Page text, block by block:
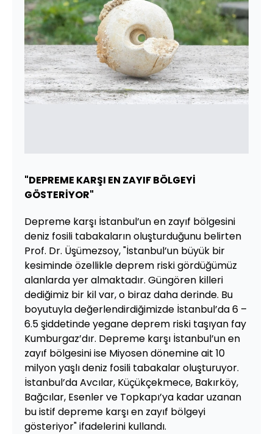
"DEPREME KARŞI EN ZAYIF BÖLGEYİ
GÖSTERİYOR"
Depreme karşı İstanbul’un en zayıf bölgesini
deniz fosili tabakaların oluşturduğunu belirten
Prof. Dr. Üşümezsoy, "İstanbul’un büyük bir
kesiminde özellikle deprem riski gördüğümüz
alanlarda yer almaktadır. Güngören killeri
dediğimiz bir kil var, o biraz daha derinde. Bu
boyutuyla değerlendirdiğimizde İstanbul’da 6 –
6.5 şiddetinde yegane deprem riski taşıyan fay
Kumburgaz’dır. Depreme karşı İstanbul’un en
zayıf bölgesini ise Miyosen dönemine ait 10
milyon yaşlı deniz fosili tabakalar oluşturuyor.
İstanbul’da Avcılar, Küçükçekmece, Bakırköy,
Bağcılar, Esenler ve Topkapı’ya kadar uzanan
bu istif depreme karşı en zayıf bölgeyi
gösteriyor" ifadelerini kullandı.